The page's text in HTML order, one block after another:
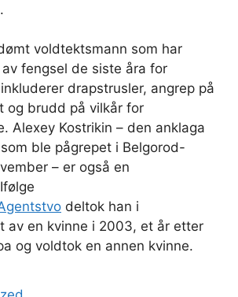
voldtektsmann som har
fengsel de siste åra for
drapstrusler, angrep på
og brudd på vilkår for
Alexey Kostrikin – den anklaga
ble pågrepet i Belgorod-
– er også en
deltok han i
av en kvinne i 2003, et år etter
og voldtok en annen kvinne.